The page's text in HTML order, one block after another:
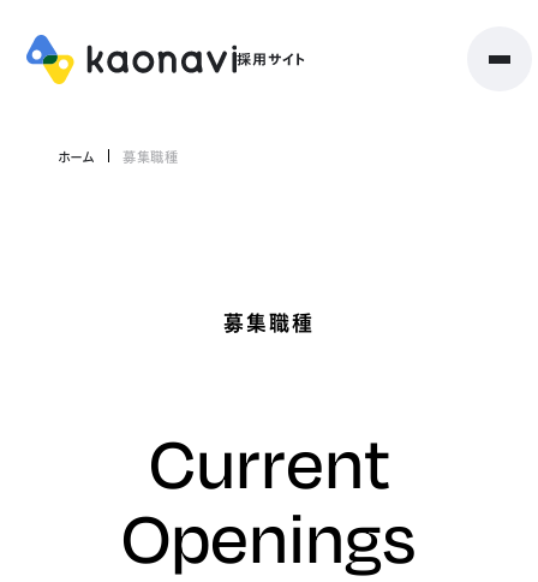
ホーム 募集職種
募集職種
Current
Openings